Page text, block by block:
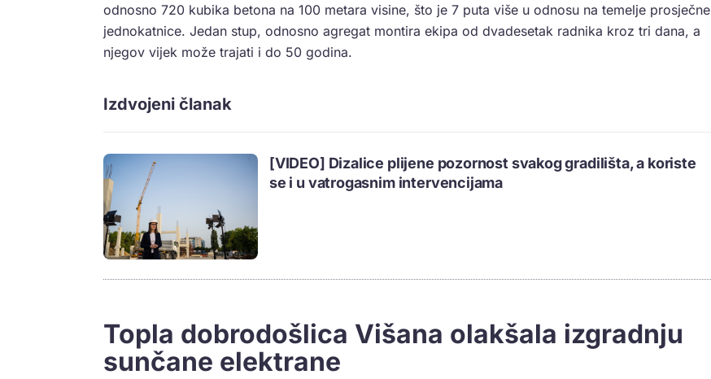
odnosno 720 kubika betona na 100 metara visine, što je 7 puta više u odnosu na temelje prosječne
jednokatnice. Jedan stup, odnosno agregat montira ekipa od dvadesetak radnika kroz tri dana, a
njegov vijek može trajati i do 50 godina.
Izdvojeni članak
[VIDEO] Dizalice plijene pozornost svakog gradilišta, a koriste
se i u vatrogasnim intervencijama
Topla dobrodošlica Višana olakšala izgradnju
sunčane elektrane